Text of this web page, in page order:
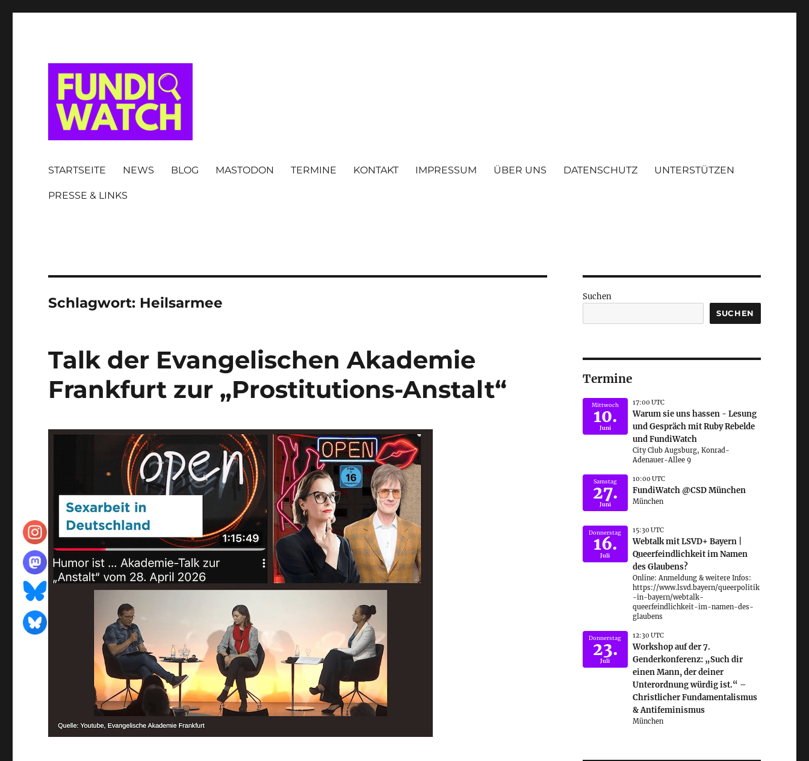
STARTSEITE NEWS BLOG MASTODON TERMINE KONTAKT IMPRESSUM ÜBER UNS DATENSCHUTZ UNTERSTÜTZEN
PRESSE & LINKS
Schlagwort: Heilsarmee
Talk der Evangelischen Akademie
Frankfurt zur „Prostitutions-Anstalt“
Suchen
SUCHEN
Termine
Mittwoch
10.
Juni
17:00 UTC
Warum sie uns hassen - Lesung
und Gespräch mit Ruby Rebelde
und FundiWatch
City Club Augsburg, Konrad-
Adenauer-Allee 9
Samstag
27.
Juni
10:00 UTC
FundiWatch @CSD München
München
Donnerstag
16.
Juli
15:30 UTC
Webtalk mit LSVD+ Bayern |
Queerfeindlichkeit im Namen
des Glaubens?
Online: Anmeldung & weitere Infos:
https://www.lsvd.bayern/queerpolitik
-in-bayern/webtalk-
queerfeindlichkeit-im-namen-des-
glaubens
Donnerstag
23.
Juli
12:30 UTC
Workshop auf der 7.
Genderkonferenz: „Such dir
einen Mann, der deiner
Unterordnung würdig ist.“ –
Christlicher Fundamentalismus
& Antifeminismus
München